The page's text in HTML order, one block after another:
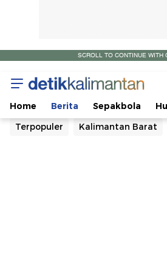
SCROLL TO CONTINUE WITH
Home Berita Sepakbola
Terpopuler
Kalimantan Barat